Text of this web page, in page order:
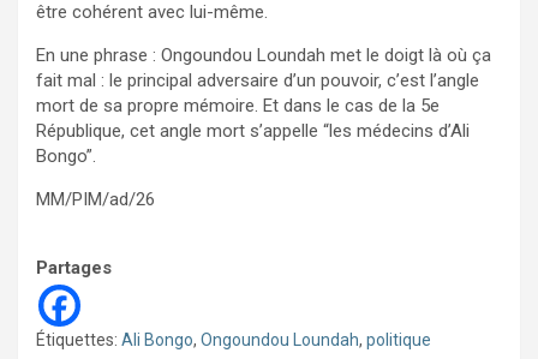
être cohérent avec lui-même.
En une phrase : Ongoundou Loundah met le doigt là où ça
fait mal : le principal adversaire d’un pouvoir, c’est l’angle
mort de sa propre mémoire. Et dans le cas de la 5e
République, cet angle mort s’appelle “les médecins d’Ali
Bongo”.
MM/PIM/ad/26
Partages
Étiquettes: Ali Bongo, Ongoundou Loundah, politique